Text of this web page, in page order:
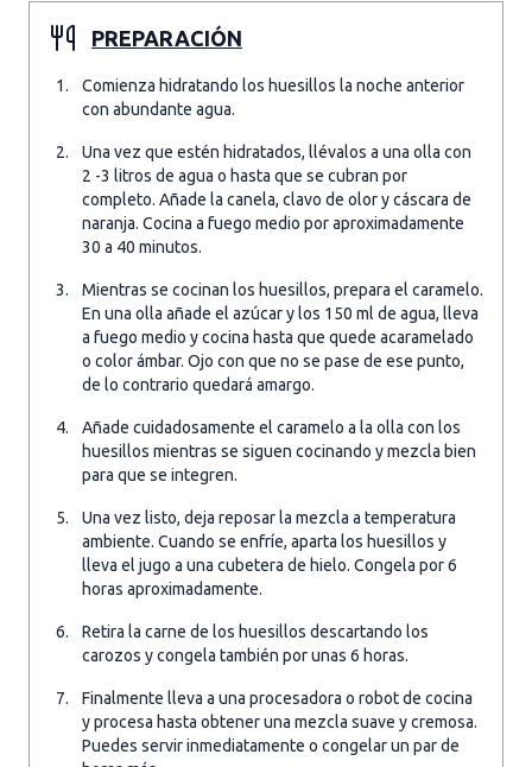
PREPARACIÓN
Comienza hidratando los huesillos la noche anterior
con abundante agua.
Una vez que estén hidratados, llévalos a una olla con
2 -3 litros de agua o hasta que se cubran por
completo. Añade la canela, clavo de olor y cáscara de
naranja. Cocina a fuego medio por aproximadamente
30 a 40 minutos.
Mientras se cocinan los huesillos, prepara el caramelo.
En una olla añade el azúcar y los 150 ml de agua, lleva
a fuego medio y cocina hasta que quede acaramelado
o color ámbar. Ojo con que no se pase de ese punto,
de lo contrario quedará amargo.
Añade cuidadosamente el caramelo a la olla con los
huesillos mientras se siguen cocinando y mezcla bien
para que se integren.
Una vez listo, deja reposar la mezcla a temperatura
ambiente. Cuando se enfríe, aparta los huesillos y
lleva el jugo a una cubetera de hielo. Congela por 6
horas aproximadamente.
Retira la carne de los huesillos descartando los
carozos y congela también por unas 6 horas.
Finalmente lleva a una procesadora o robot de cocina
y procesa hasta obtener una mezcla suave y cremosa.
Puedes servir inmediatamente o congelar un par de